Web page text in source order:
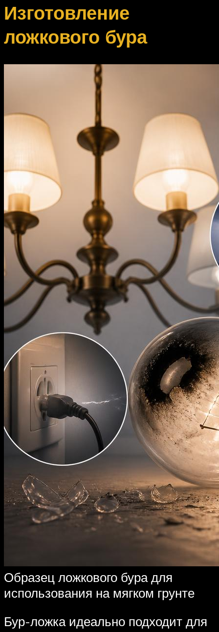
Изготовление
ложкового бура
Образец ложкового бура для
использования на мягком грунте
Бур-ложка идеально подходит для